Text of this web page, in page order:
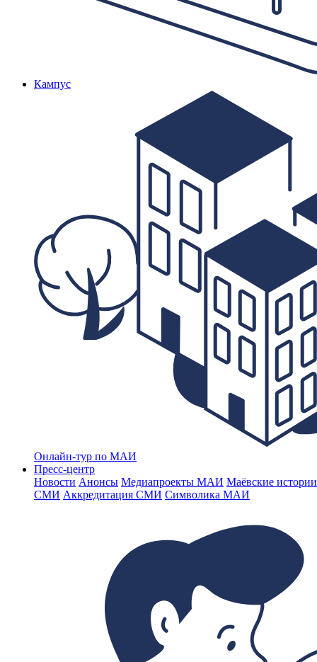
Кампус
Онлайн-тур по МАИ
Пресс-центр
Новости Анонсы Медиапроекты МАИ Маёвские
СМИ Аккредитация СМИ Символика МАИ